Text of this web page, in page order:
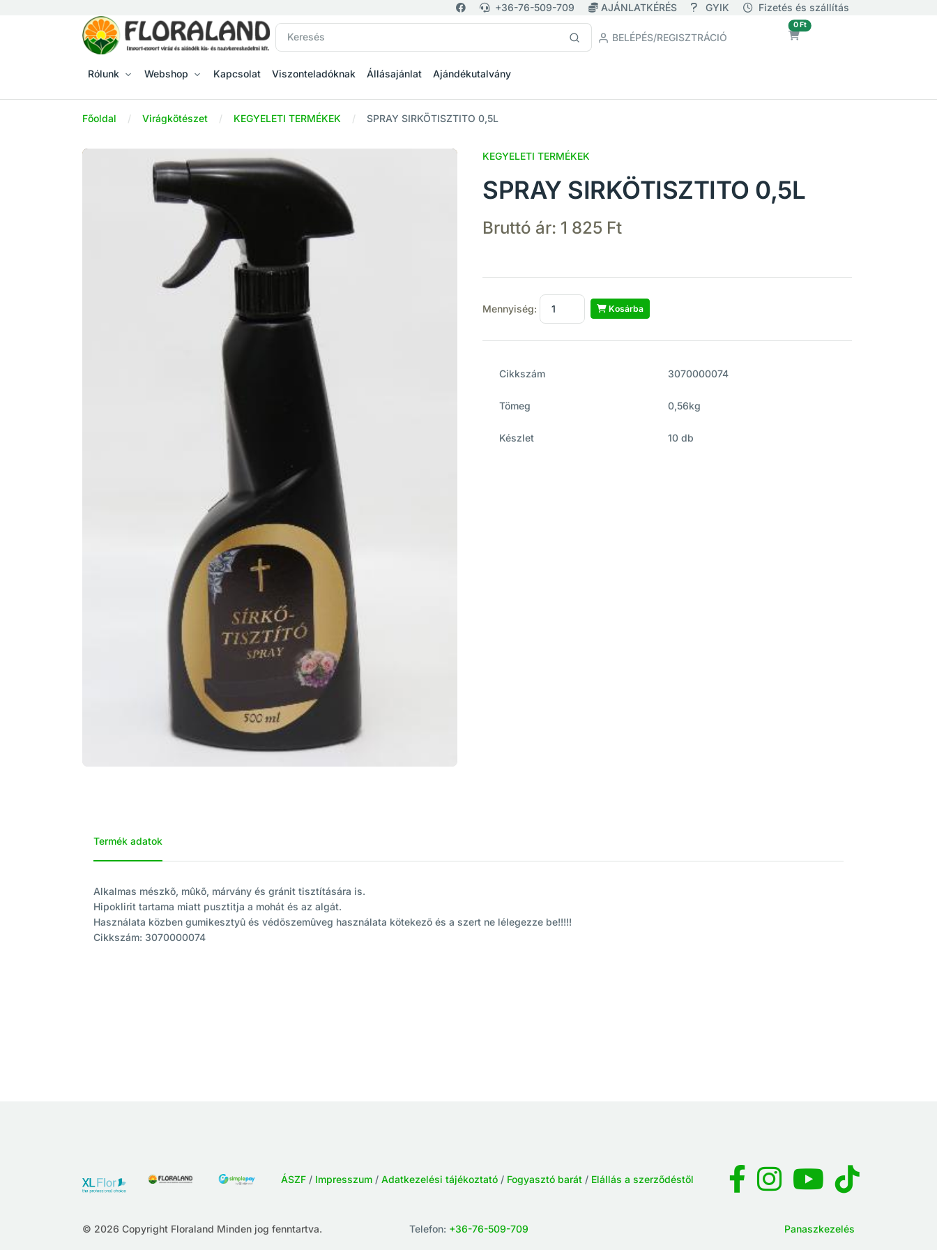
+36-76-509-709 AJÁNLATKÉRÉS GYIK Fizetés és szállítás
BELÉPÉS/REGISZTRÁCIÓ
0 Ftüres
Rólunk Webshop Kapcsolat Viszonteladóknak Állásajánlat Ajándékutalvány
Főoldal Virágkötészet KEGYELETI TERMÉKEK SPRAY SIRKÖTISZTITO 0,5L
KEGYELETI TERMÉKEK
SPRAY SIRKÖTISZTITO 0,5L
Bruttó ár: 1 825 Ft
Mennyiség: Kosárba
Cikkszám 3070000074
Tömeg 0,56kg
Készlet 10 db
Termék adatok
Alkalmas mészkõ, mûkõ, márvány és gránit tisztítására is.
Hipoklirit tartama miatt pusztitja a mohát és az algát.
Használata közben gumikesztyû és védõszemûveg használata kötekezõ és a szert ne lélegezze be!!!!!
Cikkszám: 3070000074
ÁSZF / Impresszum / Adatkezelési tájékoztató / Fogyasztó barát / Elállás a szerződéstől
© 2026 Copyright Floraland Minden jog fenntartva. Telefon: +36-76-509-709 Panaszkezelés